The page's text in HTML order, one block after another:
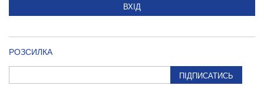
ВХІД
РОЗСИЛКА
ПІДПИСАТИСЬ